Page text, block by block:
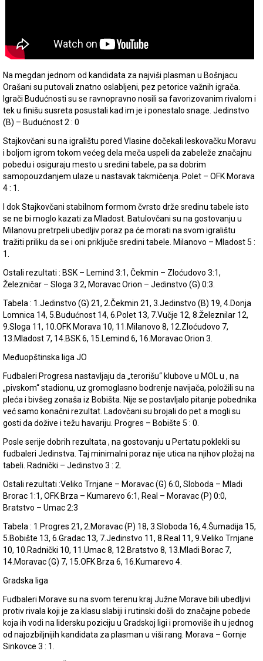
Na megdan jednom od kandidata za najviši plasman u Bošnjacu
Orašani su putovali znatno oslabljeni, pez petorice važnih igrača.
Igrači Budućnosti su se ravnopravno nosili sa favorizovanim rivalom i
tek u finišu susreta posustali kad im je i ponestalo snage. Jedinstvo
(B) – Budućnost 2 : 0
Stajkovčani su na igralištu pored Vlasine dočekali leskovačku Moravu
i boljom igrom tokom većeg dela meča uspeli da zabeleže značajnu
pobedu i osiguraju mesto u sredini tabele, pa sa dobrim
samopouzdanjem ulaze u nastavak takmičenja. Polet – OFK Morava
4 : 1.
I dok Stajkovčani stabilnom formom čvrsto drže sredinu tabele isto
se ne bi moglo kazati za Mladost. Batulovčani su na gostovanju u
Milanovu pretrpeli ubedljiv poraz pa će morati na svom igralištu
tražiti priliku da se i oni priključe sredini tabele. Milanovo – Mladost 5 :
1.
Ostali rezultati : BSK – Lemind 3:1, Čekmin – Zloćudovo 3:1,
Železničar – Sloga 3:2, Moravac Orion – Jedinstvo (G) 0:3.
Tabela : 1.Jedinstvo (G) 21, 2.Čekmin 21, 3.Jedinstvo (B) 19, 4.Donja
Lomnica 14, 5.Budućnost 14, 6.Polet 13, 7.Vučje 12, 8.Železnilar 12,
9.Sloga 11, 10.OFK Morava 10, 11.Milanovo 8, 12.Zloćudovo 7,
13.Mladost 7, 14.BSK 6, 15.Lemind 6, 16.Moravac Orion 3.
Međuopštinska liga JO
Fudbaleri Progresa nastavljaju da „terorišu“ klubove u MOL u , na
„pivskom“ stadionu, uz gromoglasno bodrenje navijača, položili su na
pleća i bivšeg zonaša iz Bobišta. Nije se postavljalo pitanje pobednika
već samo konačni rezultat. Ladovčani su brojali do pet a mogli su
gosti da dožive i težu havariju. Progres – Bobište 5 : 0.
Posle serije dobrih rezultata , na gostovanju u Pertatu poklekli su
fudbaleri Jedinstva. Taj minimalni poraz nije utica na njihov pložaj na
tabeli. Radnički – Jedinstvo 3 : 2.
Ostali rezultati :Veliko Trnjane – Moravac (G) 6:0, Sloboda – Mladi
Brorac 1:1, OFK Brza – Kumarevo 6:1, Real – Moravac (P) 0:0,
Bratstvo – Umac 2:3
Tabela : 1.Progres 21, 2.Moravac (P) 18, 3.Sloboda 16, 4.Šumadija 15,
5.Bobište 13, 6.Gradac 13, 7.Jedinstvo 11, 8.Real 11, 9.Veliko Trnjane
10, 10.Radnički 10, 11.Umac 8, 12.Bratstvo 8, 13.Mladi Borac 7,
14.Moravac (G) 7, 15.OFK Brza 6, 16.Kumarevo 4.
Gradska liga
Fudbaleri Morave su na svom terenu kraj Južne Morave bili ubedljivi
protiv rivala koji je za klasu slabiji i rutinski došli do značajne pobede
koja ih vodi na lidersku poziciju u Gradskoj ligi i promoviše ih u jednog
od najozbiljnijih kandidata za plasman u viši rang. Morava – Gornje
Sinkovce 3 : 1.